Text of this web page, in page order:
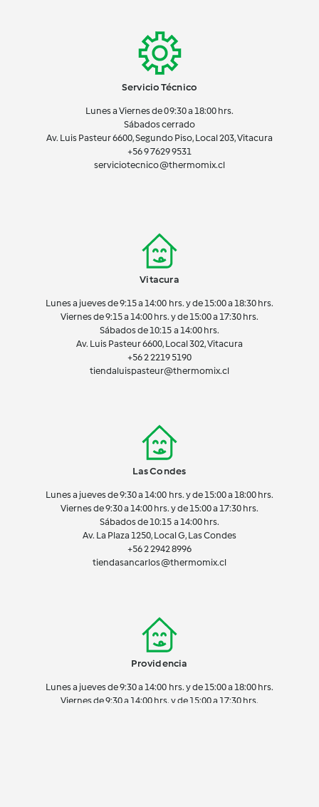
Servicio Técnico
Lunes a Viernes de 09:30 a 18:00 hrs.
Sábados cerrado
Av. Luis Pasteur 6600, Segundo Piso, Local 203, Vitacura
+56 9 7629 9531
serviciotecnico@thermomix.cl
Vitacura
Lunes a jueves de 9:15 a 14:00 hrs. y de 15:00 a 18:30 hrs.
Viernes de 9:15 a 14:00 hrs. y de 15:00 a 17:30 hrs.
Sábados de 10:15 a 14:00 hrs.
Av. Luis Pasteur 6600, Local 302, Vitacura
+56 2 2219 5190
tiendaluispasteur@thermomix.cl
Las Condes
Lunes a jueves de 9:30 a 14:00 hrs. y de 15:00 a 18:00 hrs.
Viernes de 9:30 a 14:00 hrs. y de 15:00 a 17:30 hrs.
Sábados de 10:15 a 14:00 hrs.
Av. La Plaza 1250, Local G, Las Condes
+56 2 2942 8996
tiendasancarlos@thermomix.cl
Providencia
Lunes a jueves de 9:30 a 14:00 hrs. y de 15:00 a 18:00 hrs.
Viernes de 9:30 a 14:00 hrs. y de 15:00 a 17:30 hrs.